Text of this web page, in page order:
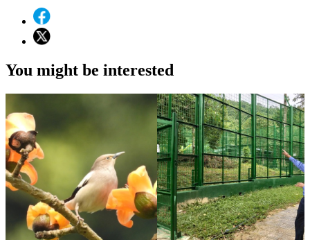
You might be interested